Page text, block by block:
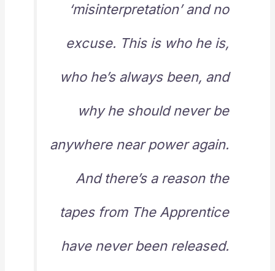
‘misinterpretation’ and no
excuse. This is who he is,
who he’s always been, and
why he should never be
anywhere near power again.
And there’s a reason the
tapes from The Apprentice
have never been released.